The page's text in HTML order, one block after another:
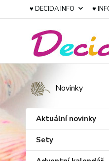
♥ DECIDA INFO ♥
Novinky
Aktuální novinky
Sety